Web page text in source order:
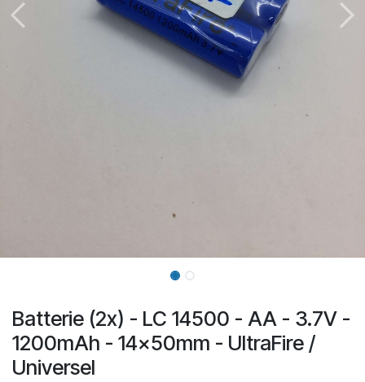
Batterie (2x) - LC 14500 - AA - 3.7V -
1200mAh - 14x50mm - UltraFire /
Universel